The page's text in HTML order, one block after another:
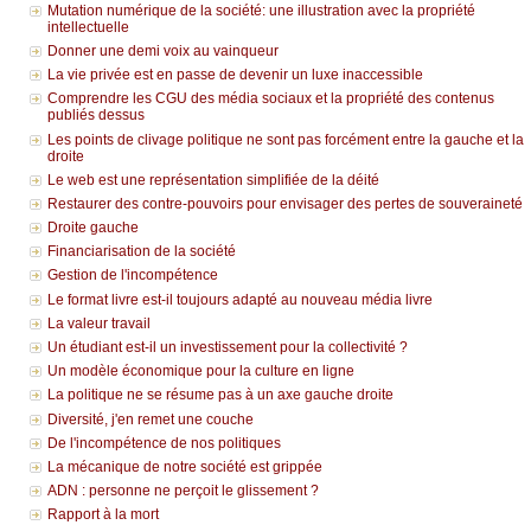
Mutation numérique de la société: une illustration avec la propriété
intellectuelle
Donner une demi voix au vainqueur
La vie privée est en passe de devenir un luxe inaccessible
Comprendre les CGU des média sociaux et la propriété des contenus
publiés dessus
Les points de clivage politique ne sont pas forcément entre la gauche et la
droite
Le web est une représentation simplifiée de la déité
Restaurer des contre-pouvoirs pour envisager des pertes de souveraineté
Droite gauche
Financiarisation de la société
Gestion de l'incompétence
Le format livre est-il toujours adapté au nouveau média livre
La valeur travail
Un étudiant est-il un investissement pour la collectivité ?
Un modèle économique pour la culture en ligne
La politique ne se résume pas à un axe gauche droite
Diversité, j'en remet une couche
De l'incompétence de nos politiques
La mécanique de notre société est grippée
ADN : personne ne perçoit le glissement ?
Rapport à la mort